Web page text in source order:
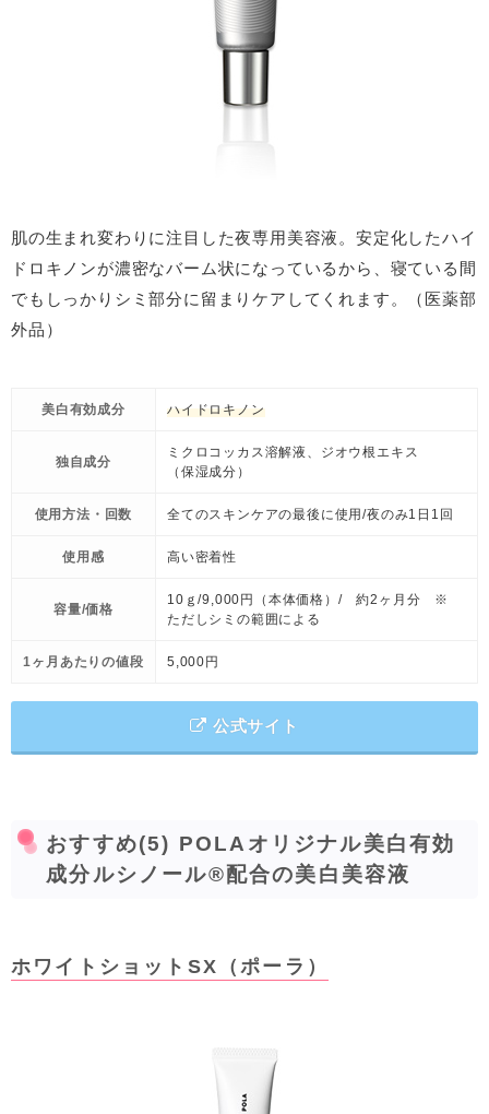
肌の生まれ変わりに注目した夜専用美容液。安定化したハイ
ドロキノンが濃密なバーム状になっているから、寝ている間
でもしっかりシミ部分に留まりケアしてくれます。（医薬部
外品）
美白有効成分 ハイドロキノン
独自成分
ミクロコッカス溶解液、ジオウ根エキス
（保湿成分）
使用方法・回数 全てのスキンケアの最後に使用/夜のみ1日1回
使用感 高い密着性
容量/価格
10ｇ/9,000円（本体価格）/ 約2ヶ月分 ※
ただしシミの範囲による
1ヶ月あたりの値段 5,000円
公式サイト
おすすめ(5) POLAオリジナル美白有効
成分ルシノール®配合の美白美容液
ホワイトショットSX（ポーラ）